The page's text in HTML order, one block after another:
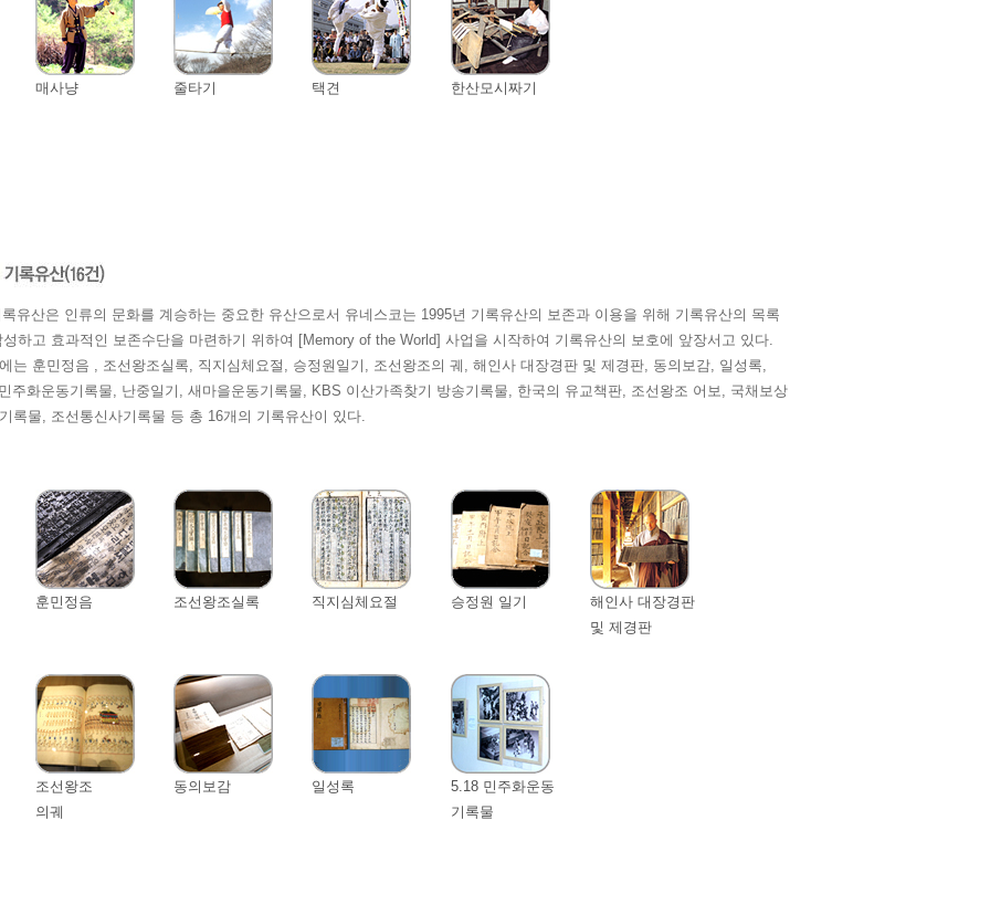
매사냥 줄타기 택견 한산모시짜기
유산은 인류의 문화를 계승하는 중요한 유산으로서 유네스코는 1995년 기록유산의 보존과 이용을 위해 기록유산의 목록
성하고 효과적인 보존수단을 마련하기 위하여 [Memory of the World] 사업을 시작하여 기록유산의 보호에 앞장서고 있다.
는 훈민정음 , 조선왕조실록, 직지심체요절, 승정원일기, 조선왕조의 궤, 해인사 대장경판 및 제경판, 동의보감, 일성록,
주화운동기록물, 난중일기, 새마을운동기록물, KBS 이산가족찾기 방송기록물, 한국의 유교책판, 조선왕조 어보, 국채보상
록물, 조선통신사기록물 등 총 16개의 기록유산이 있다.
훈민정음 조선왕조실록 직지심체요절 승정원 일기
해인사 대장경판
및 제경판
조선왕조
의궤
동의보감 일성록
5.18 민주화운동
기록물